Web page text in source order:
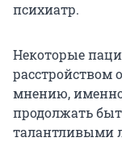
психиатр.
Некоторые
расстройством
мнению, именно
продолжать
талантливыми